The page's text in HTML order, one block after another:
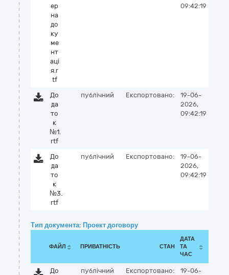
ер
на
до
ку
ме
нт
аці
я.r
tf
09:42:19
До
да
то
к
№1.
rtf
публічний Експортовано:
19-06-
2026,
09:42:19
До
да
то
к
№3.
rtf
публічний Експортовано:
19-06-
2026,
09:42:19
Тип документа: Проект договору
ФАЙЛ ПРИВАТНІСТЬ СТАН
ДАТА
ТА
ЧАС
До
публічний Експортовано:
19-06-